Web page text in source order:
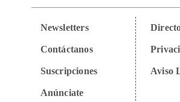
Newsletters
Contáctanos
Suscripciones
Anúnciate
Aviso